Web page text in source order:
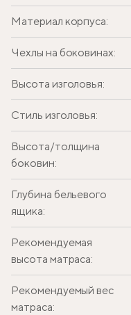
Материал корпуса:
Чехлы на боковинах:
Высота изголовья:
Стиль изголовья:
Высота/толщина
боковин:
Глубина бельевого
ящика:
Рекомендуемая
высота матраса:
Рекомендуемый вес
матраса: